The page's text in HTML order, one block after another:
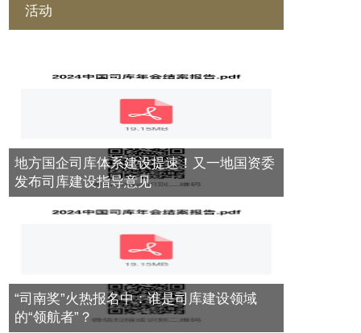
行、券商、互金等行业定调！
2017年07月18日
2017年07月18日
2017年07月18日
中国银行业资产托管规模126.61万亿
2018年03月19日
国内首单百亿级规模REITs获批
2018年02月05日
中国银行家族信托服务引导财富金融
2018年01月12日
活动
新质生产力发展
2024年12月05日
进博观察：法国荣膺第七届中国国际
进口博览会主宾国，共庆中法建交60
周年
2024年11月06日
进口博览会主宾国，共庆中法建交60
进博观察：法国荣膺第七届中国国际
地方国企司库体系建设提速！又一地国资委
发布司库建设指导意见
“司南奖”火热报名中：谁是司库建设领域
的“领航者”？